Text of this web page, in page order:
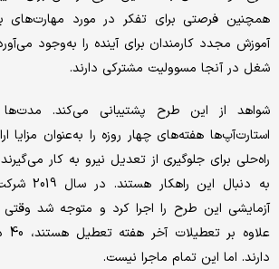
همچنین فرصتی برای تفکر در مورد مهارت‌های
آموزش مجدد کارمندان برای آینده را به‌وجود
شغل در آنجا مسوولیت مشترکی دارند.
شواهد از این طرح پشتیبانی می‌کند.
استارت‌آپ‌ها هفته‌های چهار روزه را به‌عنوان مزایا
راه‌حلی برای جلوگیری از تعدیل نیرو به کار
به دنبال
آزمایشی این طرح را اجرا کرد و متوجه شد وقتی
دارند. اما این تمام ماجرا نیست.